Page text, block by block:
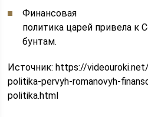
Финансовая
политика царей привела к
бунтам.
Источник:https://
politika-pervyh-romanovyh-
politika.html